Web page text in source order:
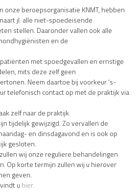
onze beroepsorganisatie KNMT, hebben
jl. alle niet-spoedeisende
stellen. Daaronder vallen ook alle
en de
met spoedgevallen en ernstige
mits deze zelf geen
Neem daartoe bij voorkeur ‘s-
telefonisch contact op met de praktijk via
zelf naar de praktijk.
tijdelijk gewijzigd. Zo vervallen de
en dinsdagavond en is ook op
gesloten.
wij onze reguliere behandelingen
Op korte termijn zullen wij u hierover
geven.
u hier.